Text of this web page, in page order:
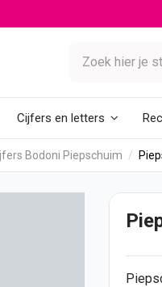
Cijfers en letters
Bodoni Piepschuim